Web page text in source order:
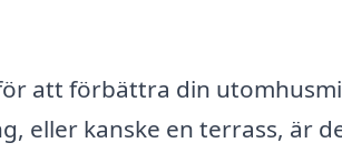
att förbättra din
eller kanske en terrass, är